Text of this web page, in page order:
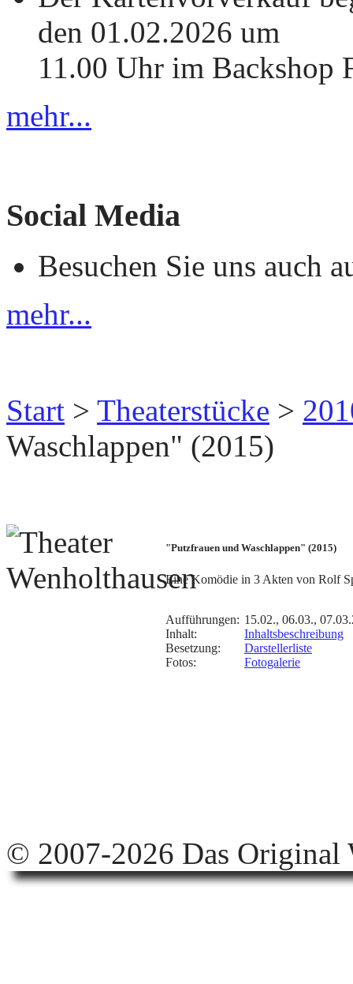
den 01.02.2026 um
11.00 Uhr im Backshop
mehr...
Social Media
Besuchen Sie uns auch
mehr...
Start > Theaterstücke >
Waschlappen" (2015)
"Putzfrauen und Waschlappen" (2015)
Eine Komödie in 3 Akten von Rolf
Aufführungen: 15.02., 06.03.,
Inhalt:
Inhaltsbeschreibung
Besetzung:
Darstellerliste
Fotos:
Fotogalerie
© 2007-2026 Das Original